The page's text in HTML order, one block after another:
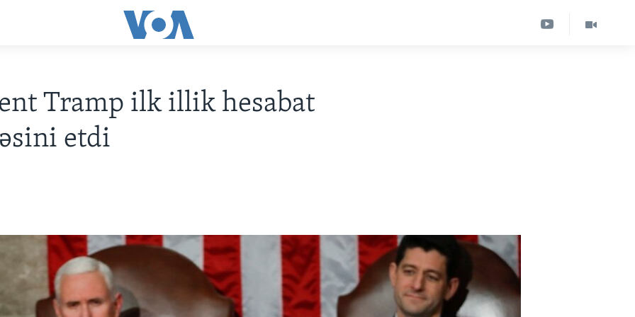
Tramp ilk illik hesabat
etdi